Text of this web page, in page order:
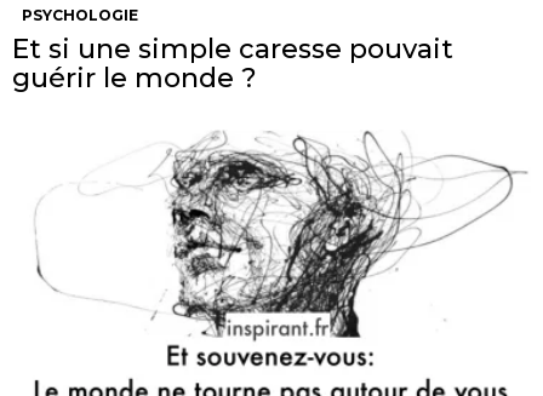
PSYCHOLOGIE
Et si une simple caresse pouvait
guérir le monde ?